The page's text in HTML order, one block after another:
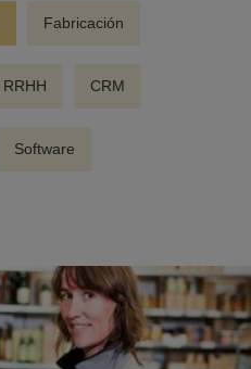
Fabricación
RRHH CRM
Software